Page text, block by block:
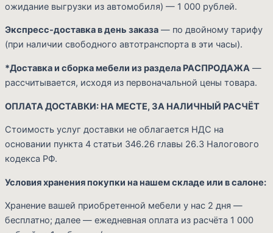
ожидание выгрузки из автомобиля) — 1 000 рублей.
Экспресс-доставка в день заказа — по двойному тарифу
(при наличии свободного автотранспорта в эти часы).
*Доставка и сборка мебели из раздела РАСПРОДАЖА —
рассчитывается, исходя из первоначальной цены товара.
ОПЛАТА ДОСТАВКИ: НА МЕСТЕ, ЗА НАЛИЧНЫЙ РАСЧЁТ
Стоимость услуг доставки не облагается НДС на
основании пункта 4 статьи 346.26 главы 26.3 Налогового
кодекса РФ.
Условия хранения покупки на нашем складе или в салоне:
Хранение вашей приобретенной мебели у нас 2 дня —
бесплатно; далее — ежедневная оплата из расчёта 1 000